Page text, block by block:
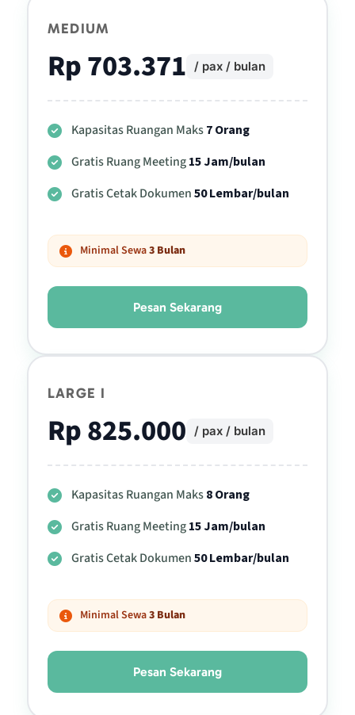
MEDIUM
Rp 703.371 / pax / bulan
Kapasitas Ruangan Maks7 Orang
Gratis Ruang Meeting15 Jam/bulan
Gratis Cetak Dokumen50 Lembar/bulan
Minimal Sewa3 Bulan
Pesan Sekarang
LARGE I
Rp 825.000 / pax / bulan
Kapasitas Ruangan Maks8 Orang
Gratis Ruang Meeting15 Jam/bulan
Gratis Cetak Dokumen50 Lembar/bulan
Minimal Sewa3 Bulan
Pesan Sekarang